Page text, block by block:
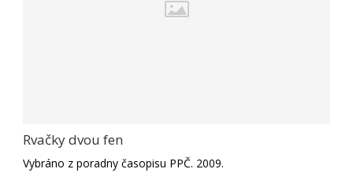
Rvačky dvou fen
Vybráno z poradny časopisu PPČ. 2009.